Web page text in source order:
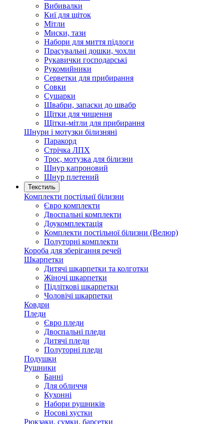
Вибивалки
Киї для щіток
Мітли
Миски, тази
Набори для миття підлоги
Прасувальні дошки, чохли
Рукавички господарські
Рукомийники
Серветки для прибирання
Совки
Сушарки
Швабри, запаски до швабр
Щітки для чищення
Щітки-мітли для прибирання
Шнури і мотузки білизняні
Паракорд
Стрічка ЛПХ
Трос, мотузка для білизни
Шнур капроновий
Шнур плетений
Текстиль
Комплекти постільнї білизни
Євро комплекти
Двоспальні комплекти
Доукомплектація
Комплекти постільної білизни (Велюр)
Полуторні комплекти
Короба для зберігання речей
Шкарпетки
Дитячі шкарпетки та колготки
Жіночі шкарпетки
Підліткові шкарпетки
Чоловічі шкарпетки
Ковдри
Пледи
Євро пледи
Двоспальні пледи
Дитячі пледи
Полуторні пледи
Подушки
Рушники
Банні
Для обличчя
Кухонні
Набори рушників
Носові хустки
Рюкзаки, сумки, барсетки